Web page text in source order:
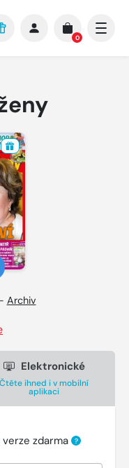
0
Archiv
Elektronické
Čtěte ihned i v mobilní
aplikaci
zdarma ?